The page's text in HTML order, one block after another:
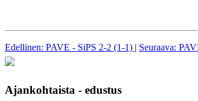
Edellinen: PAVE - SiPS 2-2 (1-1) | Seuraava:
Ajankohtaista - edustus